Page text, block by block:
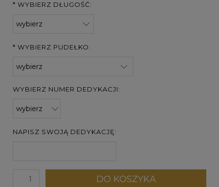
* WYBIERZ DŁUGOŚĆ:
* WYBIERZ PUDEŁKO:
WYBIERZ NUMER DEDYKACJI:
NAPISZ SWOJĄ DEDYKACJĘ:
DO KOSZYKA